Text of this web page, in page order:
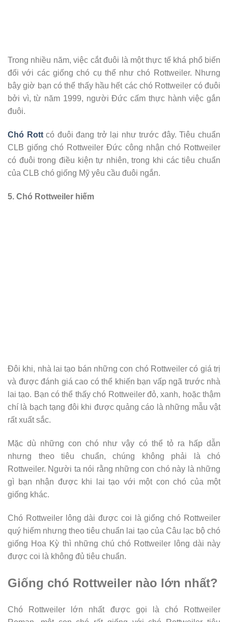
Trong nhiều năm, việc cắt đuôi là một thực tế khá phổ biến
đối với các giống chó cụ thể như chó Rottweiler. Nhưng
bây giờ bạn có thể thấy hầu hết các chó Rottweiler có đuôi
bởi vì, từ năm 1999, người Đức cấm thực hành việc gắn
đuôi.
Chó Rottcó đuôi đang trở lại như trước đây. Tiêu chuẩn
CLB giống chó Rottweiler Đức công nhận chó Rottweiler
có đuôi trong điều kiện tự nhiên, trong khi các tiêu chuẩn
của CLB chó giống Mỹ yêu cầu đuôi ngắn.
5. Chó Rottweiler hiếm
Đôi khi, nhà lai tạo bán những con chó Rottweiler có giá trị
và được đánh giá cao có thể khiến bạn vấp ngã trước nhà
lai tạo. Bạn có thể thấy chó Rottweiler đỏ, xanh, hoặc thậm
chí là bạch tạng đôi khi được quảng cáo là những mẫu vật
rất xuất sắc.
Mặc dù những con chó như vậy có thể tỏ ra hấp dẫn
nhưng theo tiêu chuẩn, chúng không phải là chó
Rottweiler. Người ta nói rằng những con chó này là những
gì bạn nhận được khi lai tạo với một con chó của một
giống khác.
Chó Rottweiler lông dài được coi là giống chó Rottweiler
quý hiếm nhưng theo tiêu chuẩn lai tạo của Câu lạc bộ chó
giống Hoa Kỳ thì những chú chó Rottweiler lông dài này
được coi là không đủ tiêu chuẩn.
Giống chó Rottweiler nào lớn nhất?
Chó Rottweiler lớn nhất được gọi là chó Rottweiler